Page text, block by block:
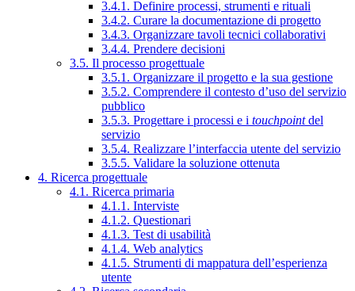
3.4.1. Definire processi, strumenti e rituali
3.4.2. Curare la documentazione di progetto
3.4.3. Organizzare tavoli tecnici collaborativi
3.4.4. Prendere decisioni
3.5. Il processo progettuale
3.5.1. Organizzare il progetto e la sua gestione
3.5.2. Comprendere il contesto d’uso del servizio
pubblico
3.5.3. Progettare i processi e i touchpointdel
servizio
3.5.4. Realizzare l’interfaccia utente del servizio
3.5.5. Validare la soluzione ottenuta
4. Ricerca progettuale
4.1. Ricerca primaria
4.1.1. Interviste
4.1.2. Questionari
4.1.3. Test di usabilità
4.1.4. Web analytics
4.1.5. Strumenti di mappatura dell’esperienza
utente